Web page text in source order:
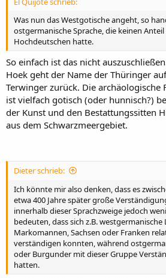
Was nun das Westgotische angeht, so
ostgermanische Sprache, die keinen
Hochdeutschen hatte.
So einfach ist das nicht
Hoek geht der Name der Thüringer
Terwinger zurück. Die archäologische
ist vielfach gotisch (oder hunnisch?)
der Kunst und den Bestattungssitten
aus dem Schwarzmeergebiet.
Dieter schrieb:
Ich könnte mir also denken, dass es
etwa 400 Jahre später große
innerhalb dieser Sprachzweige jedoch
bedeuten, dass sich z.B.
Markomannen, Sachsen oder Franken
verständigen konnten, während
oder Burgunder mit dieser Gruppe
hatten.